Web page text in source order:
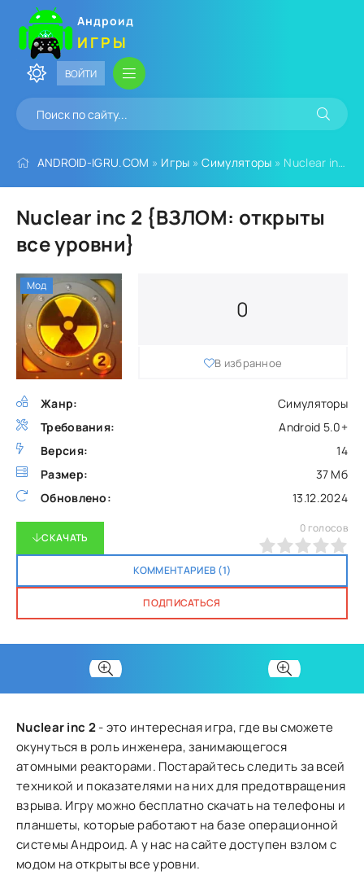
Андроид
ИГРЫ
ВОЙТИ
ANDROID-IGRU.COM » Игры »Симуляторы » Nuclear inc 2 {ВЗЛОМ: открыты все уровни}
Nuclear inc 2 {ВЗЛОМ: открыты
все уровни}
Жанр:
Симуляторы
Требования:
Android 5.0+
Версия:
14
Размер:
37 Мб
Обновлено:
13.12.2024
0
В избранное
СКАЧАТЬ
КОММЕНТАРИЕВ (1)
ПОДПИСАТЬСЯ
0 голосов
Мод
Nuclear inc 2- это интересная игра, где вы сможете
окунуться в роль инженера, занимающегося
атомными реакторами. Постарайтесь следить за всей
техникой и показателями на них для предотвращения
взрыва. Игру можно бесплатно скачать на телефоны и
планшеты, которые работают на базе операционной
системы Андроид. А у нас на сайте доступен взлом с
модом на открыты все уровни.